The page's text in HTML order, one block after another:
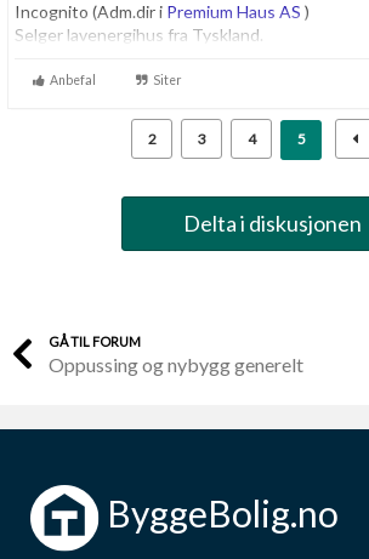
Incognito (Adm.dir i Premium Haus AS )
Selger lavenergihus fra Tyskland.
Anbefal Siter
2 3 4 5
Delta i diskusjonen
GÅ TIL FORUM
Oppussing og nybygg generelt
ByggeBolig.no